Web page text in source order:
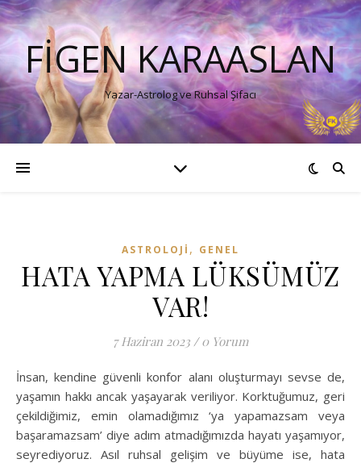
FIGEN KARAASLAN
Yazar-Astrolog ve Ruhsal Şifacı
ASTROLOJI , GENEL
HATA YAPMA LÜKSÜMÜZ
VAR!
7 Haziran 2023 / 0 Yorum
İnsan, kendine güvenli konfor alanı oluşturmayı sevse de,
yaşamın hakkı ancak yaşayarak veriliyor. Korktuğumuz, geri
çekildiğimiz, emin olamadığımız ‘ya yapamazsam veya
başaramazsam’ diye adım atmadığımızda hayatı yaşamıyor,
seyrediyoruz. Asıl ruhsal gelişim ve büyüme ise, hata